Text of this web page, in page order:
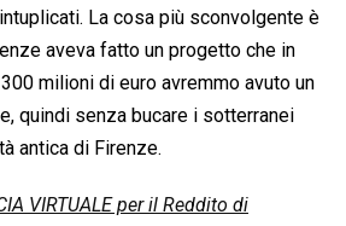
La cosa più sconvolgente è
aveva fatto un progetto che in
milioni di euro avremmo avuto un
quindi senza bucare i sotterranei
antica di Firenze.
VIRTUALE per il Reddito di